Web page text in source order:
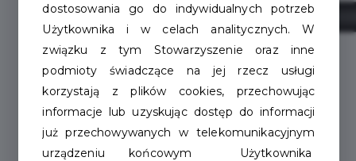
dostosowania go do indywidualnych potrzeb
Użytkownika i w celach analitycznych. W
związku z tym Stowarzyszenie oraz inne
podmioty świadczące na jej rzecz usługi
korzystają z plików cookies, przechowując
informacje lub uzyskując dostęp do informacji
już przechowywanych w telekomunikacyjnym
urządzeniu końcowym Użytkownika